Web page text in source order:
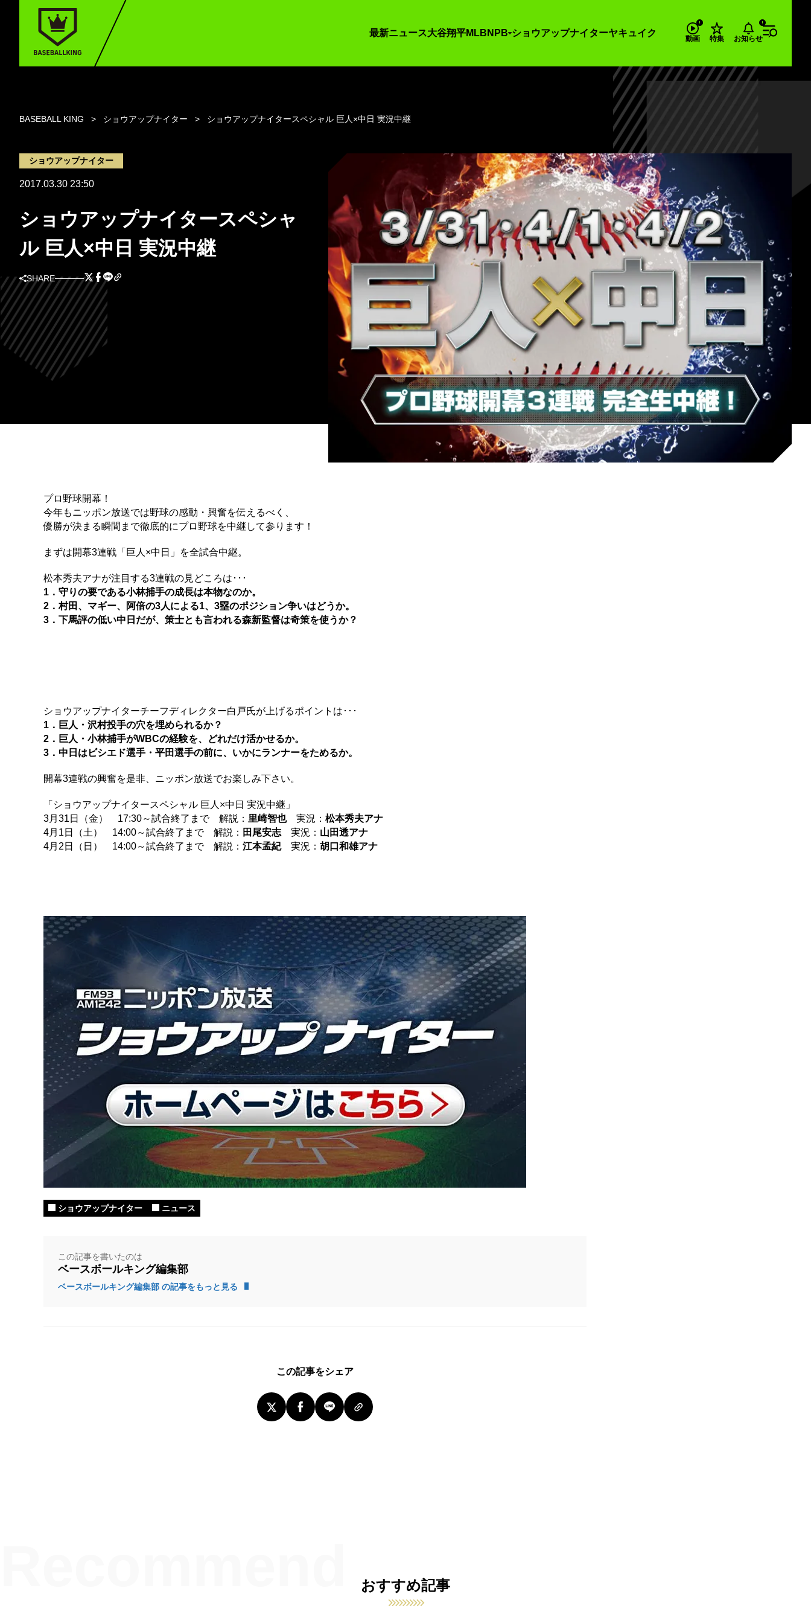
最新ニュース大谷翔平MLB NPB ショウアップナイターヤキュイク
動画 特集 お知らせ
BASEBALL KING ショウアップナイター ショウアップナイタースペシャル 巨人×中日 実況中継
ショウアップナイター
2017.03.30 23:50
ショウアップナイタースペシャ
ル 巨人×中日 実況中継
SHARE
プロ野球開幕！
今年もニッポン放送では野球の感動・興奮を伝えるべく、
優勝が決まる瞬間まで徹底的にプロ野球を中継して参ります！
まずは開幕3連戦「巨人×中日」を全試合中継。
松本秀夫アナが注目する3連戦の見どころは･･･
1．守りの要である小林捕手の成長は本物なのか。
2．村田、マギー、阿倍の3人による1、3塁のポジション争いはどうか。
3．下馬評の低い中日だが、策士とも言われる森新監督は奇策を使うか？
ショウアップナイターチーフディレクター白戸氏が上げるポイントは･･･
1．巨人・沢村投手の穴を埋められるか？
2．巨人・小林捕手がWBCの経験を、どれだけ活かせるか。
3．中日はビシエド選手・平田選手の前に、いかにランナーをためるか。
開幕3連戦の興奮を是非、ニッポン放送でお楽しみ下さい。
「ショウアップナイタースペシャル 巨人×中日 実況中継」
3月31日（金） 17:30～試合終了まで 解説： 里崎智也実況： 松本秀夫アナ
4月1日（土） 14:00～試合終了まで 解説： 田尾安志 実況： 山田透アナ
4月2日（日） 14:00～試合終了まで 解説： 江本孟紀実況： 胡口和雄アナ
ショウアップナイター ニュース
この記事を書いたのは
ベースボールキング編集部
ベースボールキング編集部 の記事をもっと見る
この記事をシェア
おすすめ記事